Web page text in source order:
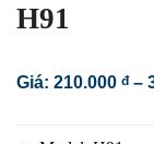
H91
Giá: 210.000 đ –